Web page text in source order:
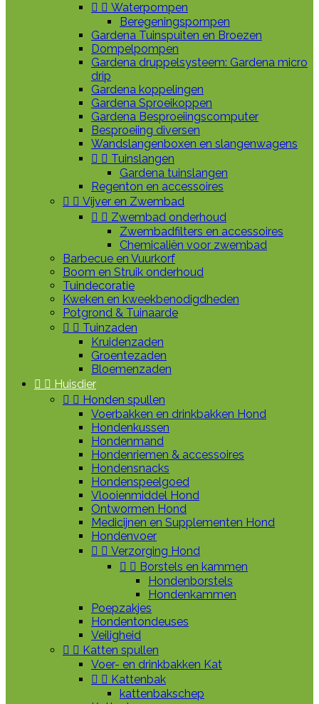
  Waterpompen
Beregeningspompen
Gardena Tuinspuiten en Broezen
Dompelpompen
Gardena druppelsysteem: Gardena micro
drip
Gardena koppelingen
Gardena Sproeikoppen
Gardena Besproeiingscomputer
Besproeiing diversen
Wandslangenboxen en slangenwagens
  Tuinslangen
Gardena tuinslangen
Regenton en accessoires
  Vijver en Zwembad
  Zwembad onderhoud
Zwembadfilters en accessoires
Chemicaliën voor zwembad
Barbecue en Vuurkorf
Boom en Struik onderhoud
Tuindecoratie
Kweken en kweekbenodigdheden
Potgrond & Tuinaarde
  Tuinzaden
Kruidenzaden
Groentezaden
Bloemenzaden
  Huisdier
  Honden spullen
Voerbakken en drinkbakken Hond
Hondenkussen
Hondenmand
Hondenriemen & accessoires
Hondensnacks
Hondenspeelgoed
Vlooienmiddel Hond
Ontwormen Hond
Medicijnen en Supplementen Hond
Hondenvoer
  Verzorging Hond
  Borstels en kammen
Hondenborstels
Hondenkammen
Poepzakjes
Hondentondeuses
Veiligheid
  Katten spullen
Voer- en drinkbakken Kat
  Kattenbak
kattenbakschep